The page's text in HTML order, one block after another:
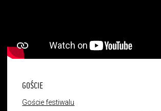
GOŚCIE
Goście festiwalu